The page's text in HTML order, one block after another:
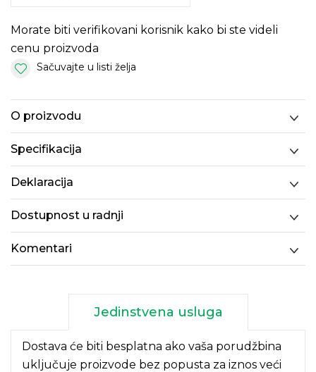
Morate biti verifikovani korisnik kako bi ste videli
cenu proizvoda
Sačuvajte u listi želja
O proizvodu
Specifikacija
Deklaracija
Dostupnost u radnji
Komentari
Jedinstvena usluga
Dostava će biti besplatna ako vaša porudžbina
uključuje proizvode bez popusta za iznos veći